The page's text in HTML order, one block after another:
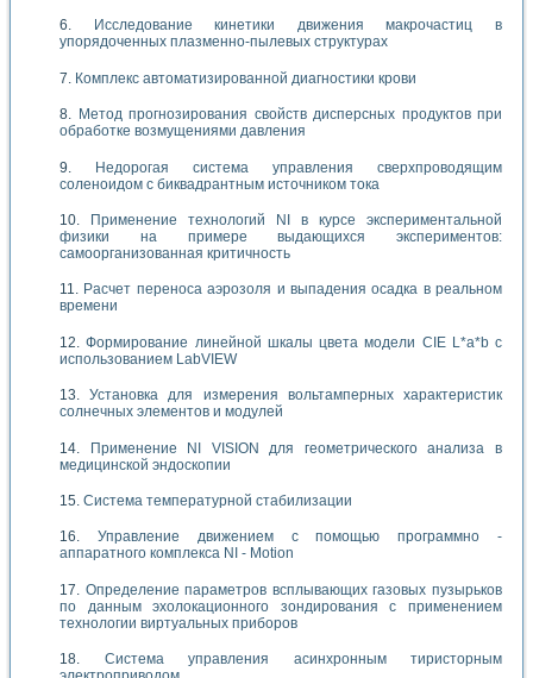
Исследование кинетики движения макрочастиц в
упорядоченных плазменно-пылевых структурах
Комплекс автоматизированной диагностики крови
Метод прогнозирования свойств дисперсных продуктов при
обработке возмущениями давления
Недорогая система управления сверхпроводящим
соленоидом с биквадрантным источником тока
Применение технологий NI в курсе экспериментальной
физики на примере выдающихся экспериментов:
самоорганизованная критичность
Расчет переноса аэрозоля и выпадения осадка в реальном
времени
Формирование линейной шкалы цвета модели CIE L*a*b с
использованием LabVIEW
Установка для измерения вольтамперных характеристик
солнечных элементов и модулей
Применение NI VISION для геометрического анализа в
медицинской эндоскопии
Система температурной стабилизации
Управление движением с помощью программно -
аппаратного комплекса NI - Motion
Определение параметров всплывающих газовых пузырьков
по данным эхолокационного зондирования с применением
технологии виртуальных приборов
Система управления асинхронным тиристорным